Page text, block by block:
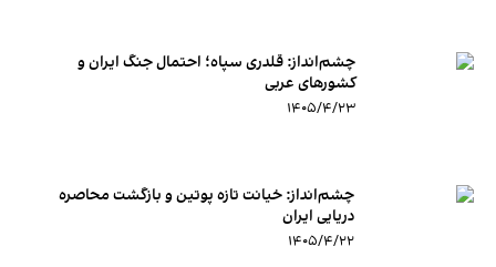
چشم‌انداز:‌ قلدری سپاه؛ احتمال جنگ ایران و
کشورهای عربی
۱۴۰۵/۴/۲۳
چشم‌انداز: خیانت تازه پوتین و بازگشت محاصره
دریایی ایران
۱۴۰۵/۴/۲۲